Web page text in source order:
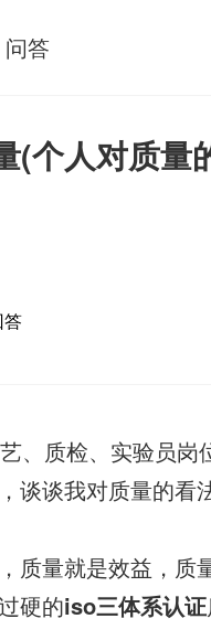
问答
(个人对质量
答
、质检、实验员岗
谈谈我对质量的看
质量就是效益，质
硬的iso三体系认证